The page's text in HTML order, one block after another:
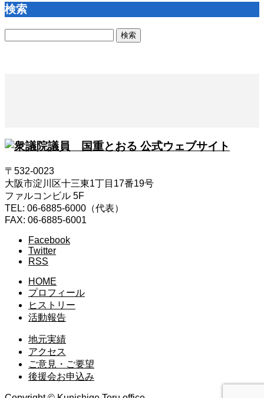
検索
〒532-0023
大阪市淀川区十三東1丁目17番19号
ファルコンビル 5F
TEL: 06-6885-6000（代表）
FAX: 06-6885-6001
Facebook
Twitter
RSS
HOME
プロフィール
ヒストリー
活動報告
地元実績
アクセス
ご意見・ご要望
後援会お申込み